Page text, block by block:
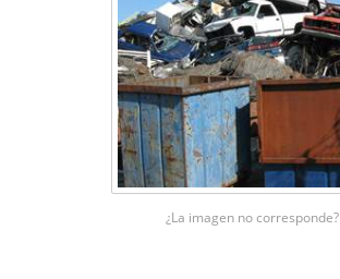
¿La imagen no corresponde?